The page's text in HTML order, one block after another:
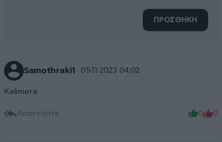
ΠΡΟΣΘΗΚΗ
Samothraki1 05·11·2023 04:02
Kalimera
Απαντήστε 0 0